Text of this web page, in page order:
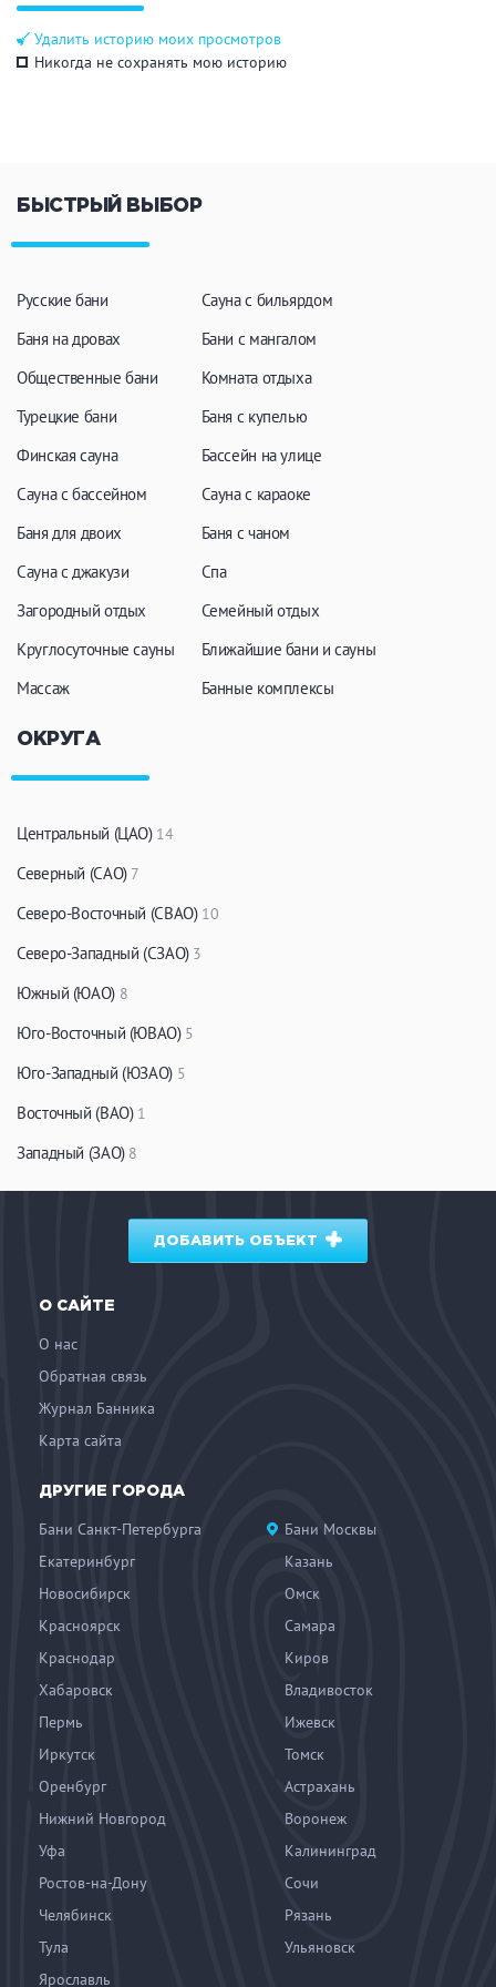
Общие
Аква-зона
Бассейн
Бассейн на улице
Развлечения
Бильярд
Караоке
Кальян
Настольные игры
Мангал/ барбекю
Со своей едой
Удобства
На берегу водоема
Детская комната
Сеновал
Удалить историю моих просмотров
Никогда не сохранять мою историю
БЫСТРЫЙ ВЫБОР
Русские бани
Баня на дровах
Общественные бани
Турецкие бани
Финская сауна
Сауна с бассейном
Баня для двоих
Сауна с джакузи
Загородный отдых
Круглосуточные сауны
Массаж
Сауна с бильярдом
Бани с мангалом
Комната отдыха
Баня с купелью
Бассейн на улице
Сауна с караоке
Баня с чаном
Спа
Семейный отдых
Ближайшие бани и сауны
Банные комплексы
ОКРУГА
Центральный (ЦАО) 14
Северный (САО) 7
Северо-Восточный (СВАО) 10
Северо-Западный (СЗАО) 3
Южный (ЮАО) 8
Юго-Восточный (ЮВАО) 5
Юго-Западный (ЮЗАО) 5
Восточный (ВАО) 1
Западный (ЗАО) 8
ДОБАВИТЬ ОБЪЕКТ
О САЙТЕ
О нас
Обратная связь
Журнал Банника
Карта сайта
ДРУГИЕ ГОРОДА
Бани Санкт-Петербурга
Бани Москвы
Екатеринбург
Казань
Новосибирск
Омск
Красноярск
Самара
Краснодар
Киров
Хабаровск
Владивосток
Пермь
Ижевск
Иркутск
Томск
Оренбург
Астрахань
Нижний Новгород
Воронеж
Уфа
Калининград
Ростов-на-Дону
Сочи
Челябинск
Рязань
Тула
Ульяновск
Ярославль